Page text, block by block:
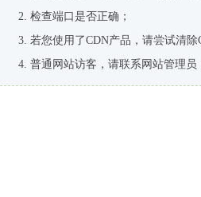
检查端口是否正确；
若您使用了CDN产品，请尝试清除
普通网站访客，请联系网站管理员